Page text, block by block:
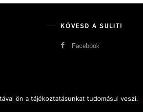
KÖVESD A SULIT!
Facebook
ön a tájékoztatásunkat tudomásul veszi.